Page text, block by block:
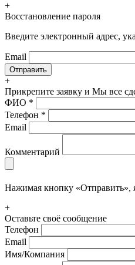
+
Восстановление пароля
Введите электронный адрес,
Email
+
Прикрепите заявку и Мы все
ФИО *
Телефон *
Email
Комментарий
Нажимая кнопку «Отправить»,
+
Оставьте своё сообщение
Телефон
Email
Имя/Компания